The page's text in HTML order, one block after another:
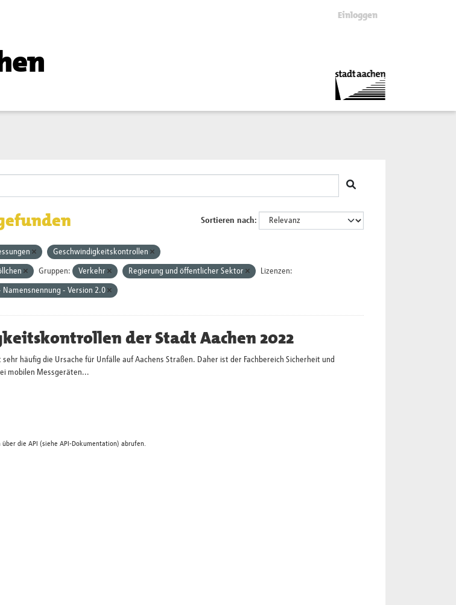
Einloggen
Sortieren nach
Geschwindigkeitskontrollen
Gruppen: Verkehr Regierung und öffentlicher Sektor Lizenzen:
- Version 2.0
der Stadt Aachen 2022
häufig die Ursache für Unfälle auf Aachens Straßen. Daher ist der Fachbereich Sicherheit und
mobilen Messgeräten...
über die API (siehe API-Dokumentation) abrufen.